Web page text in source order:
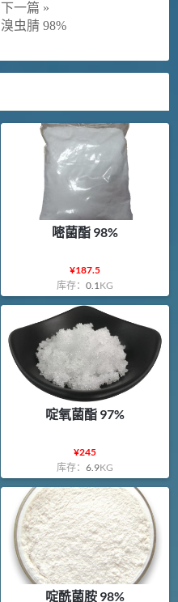
下一篇 »
溴虫腈 98%
嘧菌酯 98%
¥187.5
库存：0.1KG
啶氧菌酯 97%
¥245
库存：6.9KG
啶酰菌胺 98%